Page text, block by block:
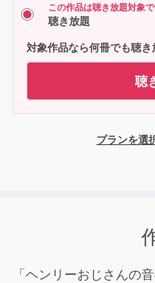
この作品は聴き放題対象
聴き放題
対象作品なら何冊でも聴き
聴
プランを選
「ヘンリーおじさんの